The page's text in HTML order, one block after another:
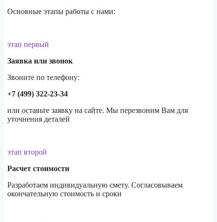
Основные этапы работы с нами:
этап первый
Заявка или звонок
Звоните по телефону:
+7 (499) 322-23-34
или оставьте заявку на сайте. Мы перезвоним Вам для
уточнения деталей
этап второй
Расчет стоимости
Разработаем индивидуальную смету. Согласовываем
окончательную стоимость и сроки